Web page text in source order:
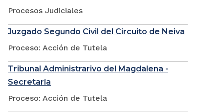
Procesos Judiciales
Juzgado Segundo Civil del Circuito de Neiva
Proceso: Acción de Tutela
Tribunal Administrarivo del Magdalena -
Secretaría
Proceso: Acción de Tutela